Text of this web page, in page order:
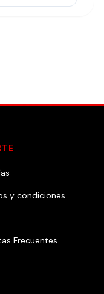
y condiciones
Frecuentes